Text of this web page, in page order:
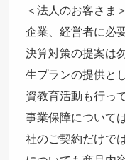
＜法人のお客さま＞
企業、経営者に必
決算対策の提案は
生プランの提供と
資教育活動も行っ
事業保障について
社のご契約だけで